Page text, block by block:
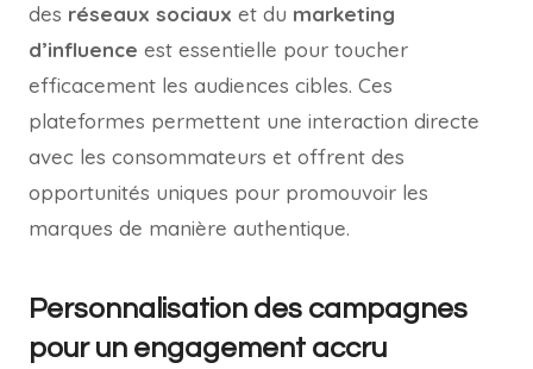
des réseaux sociaux et du marketing
d’influence est essentielle pour toucher
efficacement les audiences cibles. Ces
plateformes permettent une interaction directe
avec les consommateurs et offrent des
opportunités uniques pour promouvoir les
marques de manière authentique.
Personnalisation des campagnes
pour un engagement accru